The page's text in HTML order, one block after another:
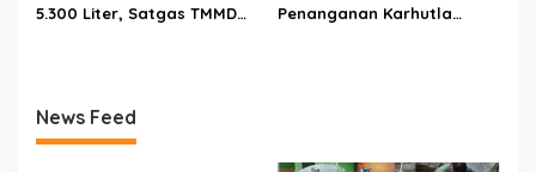
5.300 Liter, Satgas TMMD
Penanganan Karhutla
News Feed